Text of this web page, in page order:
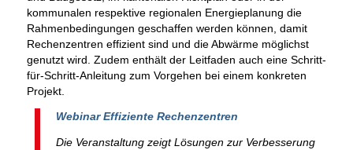
kommunalen respektive regionalen Energieplanung die
Rahmenbedingungen geschaffen werden können, damit
Rechenzentren effizient sind und die Abwärme möglichst
genutzt wird. Zudem enthält der Leitfaden auch eine Schritt-
für-Schritt-Anleitung zum Vorgehen bei einem konkreten
Projekt.
Webinar Effiziente Rechenzentren
Die Veranstaltung zeigt Lösungen zur Verbesserung